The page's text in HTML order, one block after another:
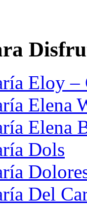
Eloy –
Elena
Elena
Dols
Del